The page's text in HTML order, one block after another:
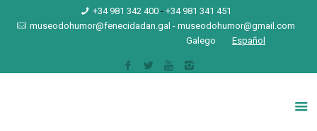
+34 981 342 400 -+34 981 341 451
museodohumor@fenecidadan.gal - museodohumor@gmail.com
Galego
Español